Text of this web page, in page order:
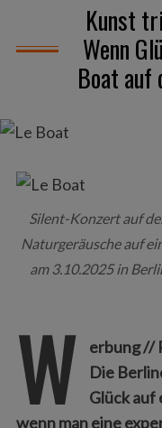
Kunst
Wenn
Boat auf
Silent-Konzert auf
Naturgeräusche auf
am 3.10.2025 in
W
erbung //
Die
Glück auf
wenn man eine